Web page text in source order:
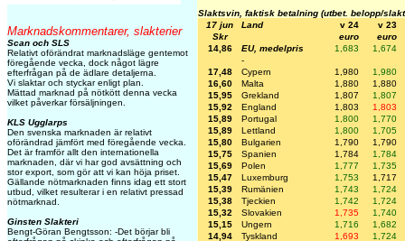
Marknadskommentarer, slakterier
Scan och SLS
Relativt oförändrat marknadsläge gentemot
föregående vecka, dock något lägre
efterfrågan på de ädlare detaljerna.
Vi slaktar och styckar enligt plan.
Mättad marknad på nötkött denna vecka
vilket påverkar försäljningen.
KLS Ugglarps
Den svenska marknaden är relativt
oförändrad jämfört med föregående vecka.
Det är framför allt den internationella
marknaden, där vi har god avsättning och
stor export, som gör att vi kan höja priset.
Gällande nötmarknaden finns idag ett stort
utbud, vilket resulterar i en relativt pressad
nötmarknad.
Ginsten Slakteri
Bengt-Göran Bengtsson: -Det börjar bli
Slaktsvin, faktisk betalning (utbet. belopp/
17 jun
Land v 24
v 23
Skr
euro
euro
14,86
EU, medelpris 1,683
1,674
-
17,48
Cypern 1,980
1,980
16,60
Malta 1,880
1,880
15,95
Grekland 1,807
1,807
15,92
England 1,803
1,803
15,89
Portugal 1,800
1,770
15,89
Lettland 1,800
1,705
15,80
Bulgarien 1,790
1,790
15,75
Spanien 1,784
1,784
15,69
Polen 1,777
1,735
15,47
Luxemburg 1,753
1,717
15,39
Rumänien 1,743
1,724
15,38
Tjeckien 1,742
1,724
15,32
Slovakien 1,735
1,740
15,15
Ungern 1,716
1,682
14,94
Tyskland 1,693
1,724